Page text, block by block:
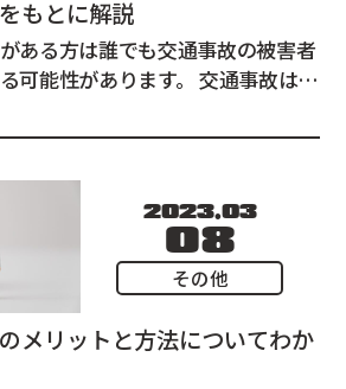
もとに解説
ある方は誰でも交通事故の被害者
があります。 交通事故はい
ないからこそ、よくある事故の原
2023.03
08
その他
メリットと方法についてわか